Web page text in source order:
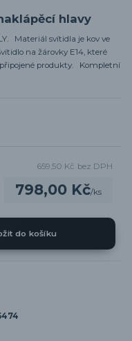
hlavy
Materiál svítidla je kov ve
na žárovky E14, které
produkty. Kompletní
798,00 Kč/ks
659,50 Kč bez DPH
do košíku